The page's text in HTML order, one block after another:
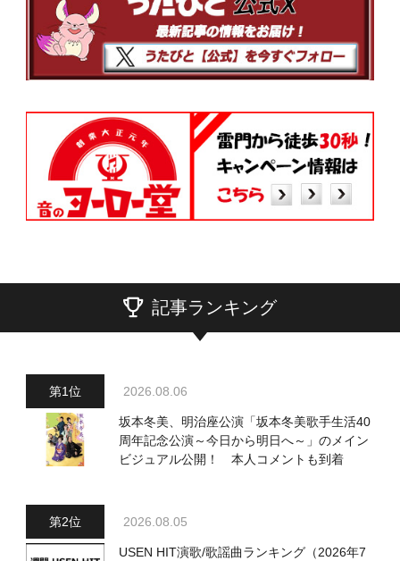
記事ランキング
2026.08.06
坂本冬美、明治座公演「坂本冬美歌手生活40
周年記念公演～今日から明日へ～」のメイン
ビジュアル公開！ 本人コメントも到着
2026.08.05
USEN HIT演歌/歌謡曲ランキング（2026年7